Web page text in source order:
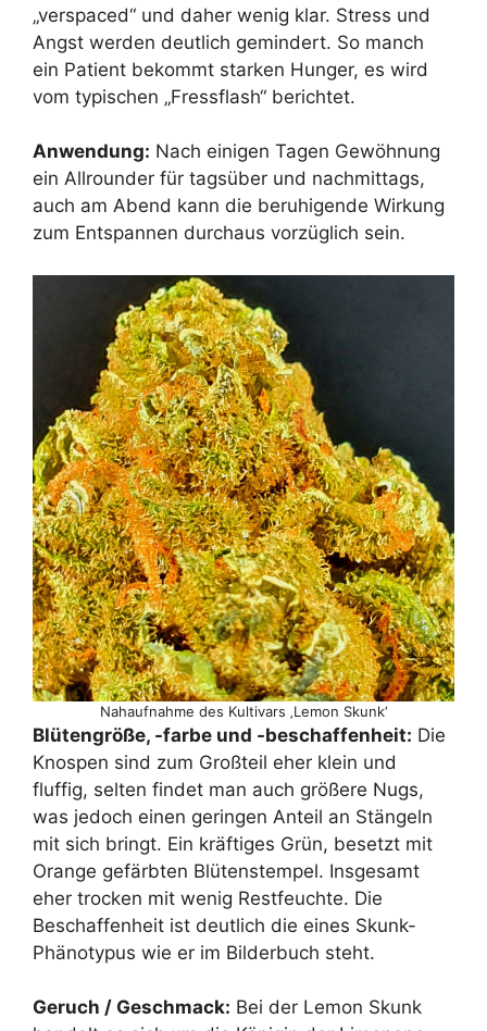
„verspaced“ und daher wenig klar. Stress und
Angst werden deutlich gemindert. So manch
ein Patient bekommt starken Hunger, es wird
vom typischen „Fressflash“ berichtet.
Anwendung: Nach einigen Tagen Gewöhnung
ein Allrounder für tagsüber und nachmittags,
auch am Abend kann die beruhigende Wirkung
zum Entspannen durchaus vorzüglich sein.
Nahaufnahme des Kultivars ‚Lemon Skunk‘
Blütengröße, -farbe und -beschaffenheit: Die
Knospen sind zum Großteil eher klein und
fluffig, selten findet man auch größere Nugs,
was jedoch einen geringen Anteil an Stängeln
mit sich bringt. Ein kräftiges Grün, besetzt mit
Orange gefärbten Blütenstempel. Insgesamt
eher trocken mit wenig Restfeuchte. Die
Beschaffenheit ist deutlich die eines Skunk-
Phänotypus wie er im Bilderbuch steht.
Geruch / Geschmack: Bei der Lemon Skunk